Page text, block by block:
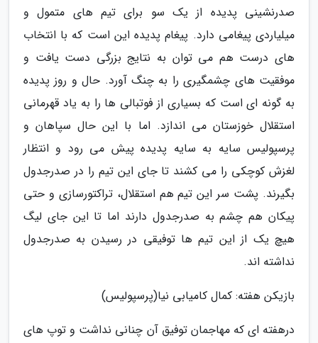
صدرنشینی پدیده از یک سو برای تیم های متمول و
میلیاردی پیغامی دارد. پیغام پدیده این است که با انتخاب
های درست هم می توان به نتایج بزرگی دست یافت و
موفقیت های چشمگیری را به چنگ آورد. حال و روز پدیده
به گونه ای است که بسیاری از فوتبالی ها را به یاد قهرمانی
استقلال خوزستان می اندازد. اما با این حال سپاهان و
پرسپولیس سایه به سایه پدیده پیش می رود و انتظار
لغزش کوچکی را می کشند تا جای این تیم را در صدرجدول
بگیرند. پشت سر این تیم هم استقلال، تراکتورسازی و حتی
پیکان هم چشم به صدرجدول دارند اما تا این جای لیگ
هیچ یک از این تیم ها توفیقی در رسیدن به صدرجدول
نداشته اند.
بازیکن هفته: کمال کامیابی نیا(پرسپولیس)
درهفته ای که مهاجمان توفیق آن چنانی نداشت و توپ های